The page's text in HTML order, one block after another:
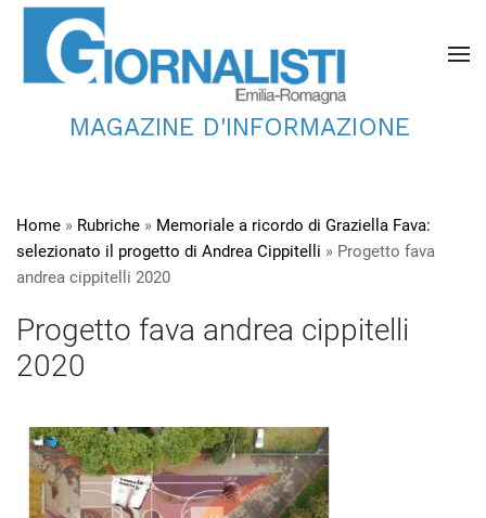
MAGAZINE D'INFORMAZIONE
Home » Rubriche » Memoriale a ricordo di Graziella Fava:
selezionato il progetto di Andrea Cippitelli » Progetto fava
andrea cippitelli 2020
Progetto fava andrea cippitelli
2020